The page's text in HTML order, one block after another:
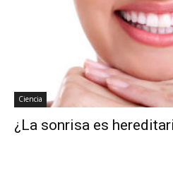
Ciencia
¿La sonrisa es